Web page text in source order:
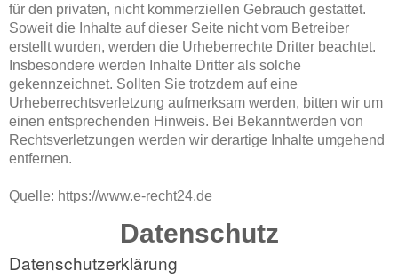
für den privaten, nicht kommerziellen Gebrauch gestattet.
Soweit die Inhalte auf dieser Seite nicht vom Betreiber
erstellt wurden, werden die Urheberrechte Dritter beachtet.
Insbesondere werden Inhalte Dritter als solche
gekennzeichnet. Sollten Sie trotzdem auf eine
Urheberrechtsverletzung aufmerksam werden, bitten wir um
einen entsprechenden Hinweis. Bei Bekanntwerden von
Rechtsverletzungen werden wir derartige Inhalte umgehend
entfernen.
Quelle: https://www.e-recht24.de
Datenschutz
Datenschutzerklärung